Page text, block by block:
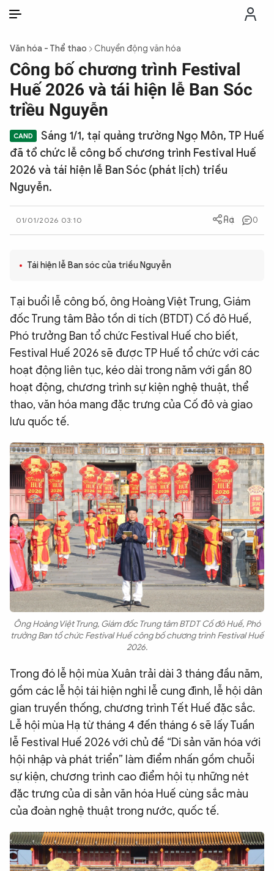
THỜI SỰ
CHỐNG DIỄN BIẾN HÒA BÌNH
CÔNG AN TRONG LÒNG DÂN
XÃ HỘI
VĂN HÓA - THỂ THAO
BẠN ĐỌC & CAND
ĐA PHƯƠNG TIỆN
eMagazine
Video Ảnh
Infographic
Chuyên trangAn ninh thế giớiVăn nghệ Công an
Chuyên đề
Văn hóa - Thể thao Chuyển động văn hóa
Công bố chương trình Festival
Huế 2026 và tái hiện lễ Ban Sóc
triều Nguyễn
Sáng 1/1, tại quảng trường Ngọ Môn, TP Huế
đã tổ chức lễ công bố chương trình Festival Huế
2026 và tái hiện lễ Ban Sóc (phát lịch) triều
Nguyễn.
01/01/2026 03:10 0
Tái hiện lễ Ban sóc của triều Nguyễn
Tại buổi lễ công bố, ông Hoàng Việt Trung, Giám
đốc Trung tâm Bảo tồn di tích (BTDT) Cố đô Huế,
Phó trưởng Ban tổ chức Festival Huế cho biết,
Festival Huế 2026 sẽ được TP Huế tổ chức với các
hoạt động liên tục, kéo dài trong năm với gần 80
hoạt động, chương trình sự kiện nghệ thuật, thể
thao, văn hóa mang đặc trưng của Cố đô và giao
lưu quốc tế.
Ông Hoàng Việt Trung, Giám đốc Trung tâm BTDT Cố đô Huế, Phó
trưởng Ban tổ chức Festival Huế công bố chương trình Festival Huế
2026.
Trong đó lễ hội mùa Xuân trải dài 3 tháng đầu năm,
gồm các lễ hội tái hiện nghi lễ cung đình, lễ hội dân
gian truyền thống, chương trình Tết Huế đặc sắc.
Lễ hội mùa Hạ từ tháng 4 đến tháng 6 sẽ lấy Tuần
lễ Festival Huế 2026 với chủ đề “Di sản văn hóa với
hội nhập và phát triển” làm điểm nhấn gồm chuỗi
sự kiện, chương trình cao điểm hội tụ những nét
đặc trưng của di sản văn hóa Huế cùng sắc màu
của đoàn nghệ thuật trong nước, quốc tế.